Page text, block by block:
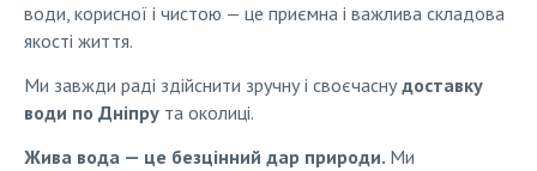
води, корисної і чистою — це приємна і важлива складова
якості життя.
Ми завжди раді здійснити зручну і своєчаснудоставку
води по Дніпру та околиці.
Жива вода — це безцінний дар природи. Ми